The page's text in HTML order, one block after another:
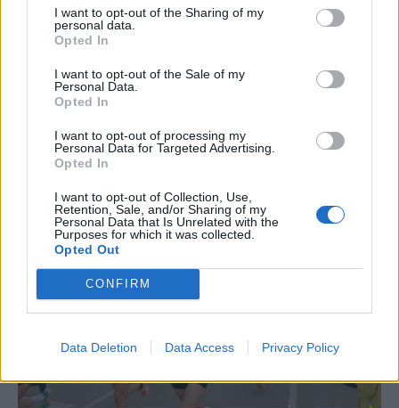
I want to opt-out of the Sharing of my
personal data.
Opted In
I want to opt-out of the Sale of my
Personal Data.
Opted In
I want to opt-out of processing my
Personal Data for Targeted Advertising.
Opted In
I want to opt-out of Collection, Use,
Retention, Sale, and/or Sharing of my
Personal Data that Is Unrelated with the
Purposes for which it was collected.
Opted Out
CONFIRM
Data Deletion Data Access Privacy Policy
Amposta viurà unes festes amb més
de 200 actes i l’expectació per l’eclipsi